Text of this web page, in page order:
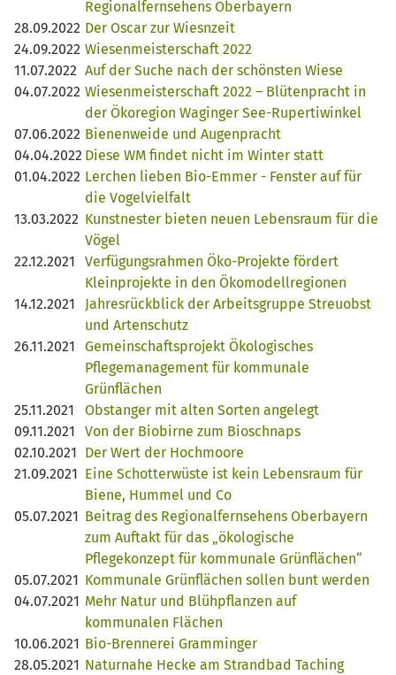
Regionalfernsehens Oberbayern
28.09.2022 Der Oscar zur Wiesnzeit
24.09.2022 Wiesenmeisterschaft 2022
11.07.2022 Auf der Suche nach der schönsten Wiese
04.07.2022 Wiesenmeisterschaft 2022 – Blütenpracht in
der Ökoregion Waginger See-Rupertiwinkel
07.06.2022 Bienenweide und Augenpracht
04.04.2022 Diese WM findet nicht im Winter statt
01.04.2022 Lerchen lieben Bio-Emmer - Fenster auf für
die Vogelvielfalt
13.03.2022 Kunstnester bieten neuen Lebensraum für die
Vögel
22.12.2021
Verfügungsrahmen Öko-Projekte fördert
Kleinprojekte in den Ökomodellregionen
14.12.2021
Jahresrückblick der Arbeitsgruppe Streuobst
und Artenschutz
26.11.2021
Gemeinschaftsprojekt Ökologisches
Pflegemanagement für kommunale
Grünflächen
25.11.2021
Obstanger mit alten Sorten angelegt
09.11.2021
Von der Biobirne zum Bioschnaps
02.10.2021 Der Wert der Hochmoore
21.09.2021 Eine Schotterwüste ist kein Lebensraum für
Biene, Hummel und Co
05.07.2021 Beitrag des Regionalfernsehens Oberbayern
zum Auftakt für das „ökologische
Pflegekonzept für kommunale Grünflächen“
05.07.2021 Kommunale Grünflächen sollen bunt werden
04.07.2021 Mehr Natur und Blühpflanzen auf
kommunalen Flächen
10.06.2021 Bio-Brennerei Gramminger
28.05.2021 Naturnahe Hecke am Strandbad Taching